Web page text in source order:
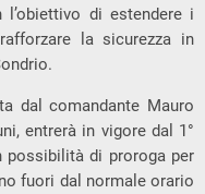
di estendere i
la sicurezza in
dal comandante Mauro
entrerà in vigore dal 1°
possibilità di proroga per
fuori dal normale orario